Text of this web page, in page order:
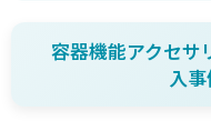
容器機能アクセサ
入